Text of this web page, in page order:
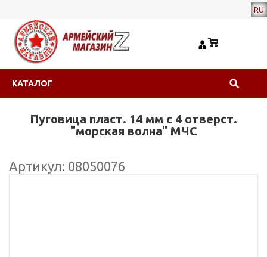
RU
КАТАЛОГ
Пуговица пласт. 14 мм с 4 отверст.
"морская волна" МЧС
Артикул: 08050076